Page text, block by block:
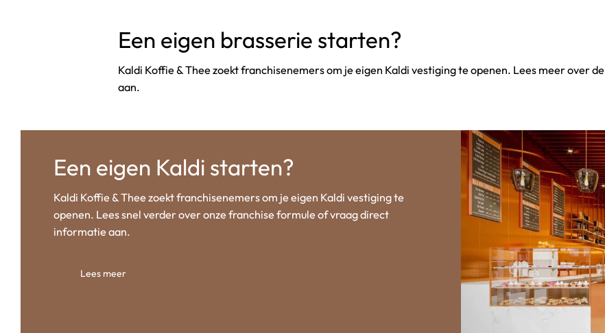
Een eigen brasserie starten?
Kaldi Koffie & Thee zoekt franchisenemers om je eigen Kaldi vestiging te openen. Lees meer over
aan.
Een eigen Kaldi starten?
Kaldi Koffie & Thee zoekt franchisenemers om je eigen Kaldi vestiging te
openen. Lees snel verder over onze franchise formule of vraag direct
informatie aan.
Lees meer